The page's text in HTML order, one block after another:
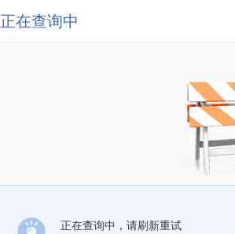
正在查询中
正在查询中，请刷新重试